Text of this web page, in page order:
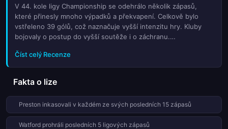
každou minutu akce a nechte se překvapit tím, co nám přinese
toto historické kolo soutěže.
V 44. kole ligy Championship se odehrálo několik zápasů,
které přinesly mnoho výpadků a překvapení. Celkově bylo
vstřeleno 39 gólů, což naznačuje vyšší intenzitu hry. Kluby
bojovaly o postup do vyšší soutěže i o záchranu.
skončil remízou. Zároveň docházelo ke změnám ve vedlejších
pozicích, což dodalo kola další napětí. Výsledky tohoto kola
mohou rozhodnout o konečném umístění jednotlivých týmů.
Číst celý Recenze
Fakta o lize
Preston inkasovali v každém ze svých posledních 15 zápasů
Watford prohráli posledních 5 ligových zápasů